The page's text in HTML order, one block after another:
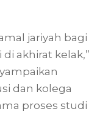
jariyah bagi
akhirat kelak,”
dan kolega
proses studi